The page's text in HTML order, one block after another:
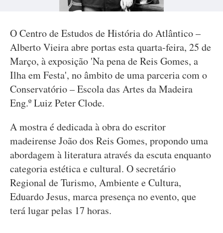
O Centro de Estudos de História do Atlântico –
Alberto Vieira abre portas esta quarta-feira, 25 de
Março, à exposição 'Na pena de Reis Gomes, a
Ilha em Festa', no âmbito de uma parceria com o
Conservatório – Escola das Artes da Madeira
Eng.º Luiz Peter Clode.
A mostra é dedicada à obra do escritor
madeirense João dos Reis Gomes, propondo uma
abordagem à literatura através da escuta enquanto
categoria estética e cultural. O secretário
Regional de Turismo, Ambiente e Cultura,
Eduardo Jesus, marca presença no evento, que
terá lugar pelas 17 horas.